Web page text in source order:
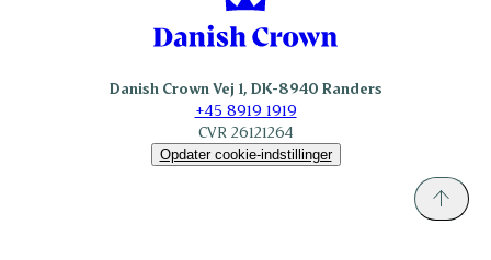
Danish Crown Vej 1, DK-8940 Randers
+45 8919 1919
CVR 26121264
Opdater cookie-indstillinger